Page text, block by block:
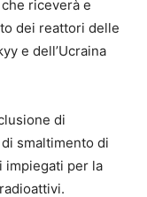
riceverà e
dei reattori delle
e dell’Ucraina
di
smaltimento di
impiegati per la